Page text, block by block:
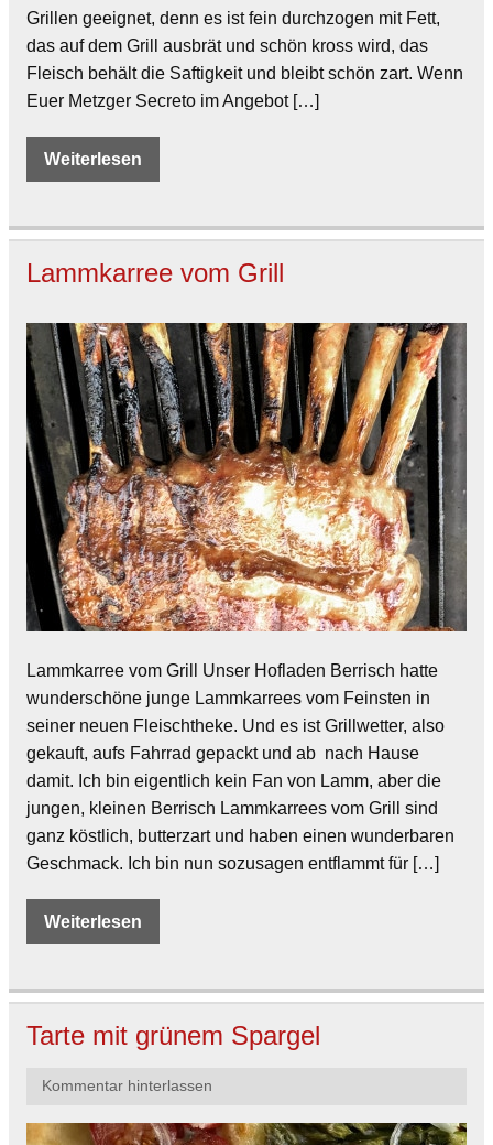
Grillen geeignet, denn es ist fein durchzogen mit Fett,
das auf dem Grill ausbrät und schön kross wird, das
Fleisch behält die Saftigkeit und bleibt schön zart. Wenn
Euer Metzger Secreto im Angebot […]
Weiterlesen
Lammkarree vom Grill
Lammkarree vom Grill Unser Hofladen Berrisch hatte
wunderschöne junge Lammkarrees vom Feinsten in
seiner neuen Fleischtheke. Und es ist Grillwetter, also
gekauft, aufs Fahrrad gepackt und ab nach Hause
damit. Ich bin eigentlich kein Fan von Lamm, aber die
jungen, kleinen Berrisch Lammkarrees vom Grill sind
ganz köstlich, butterzart und haben einen wunderbaren
Geschmack. Ich bin nun sozusagen entflammt für […]
Weiterlesen
Tarte mit grünem Spargel
Kommentar hinterlassen